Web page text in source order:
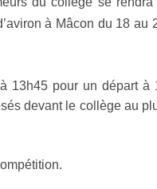
à Mâcon du 18 au
13h45 pour un départ à
devant le collège au